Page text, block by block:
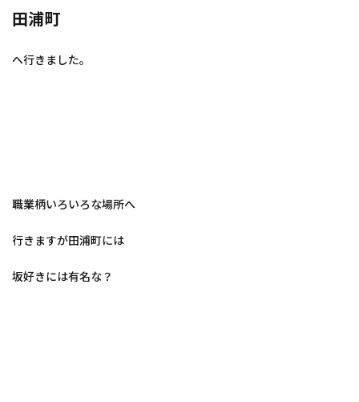
田浦町
へ行きました。
職業柄いろいろな場所へ
行きますが田浦町には
坂好きには有名な？